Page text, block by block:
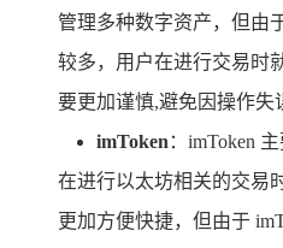
管理多种数字资产，但由
较多，用户在进行交易时
要更加谨慎,避免因操作失
imToken ：imToken
在进行以太坊相关的交易
更加方便快捷，但由于